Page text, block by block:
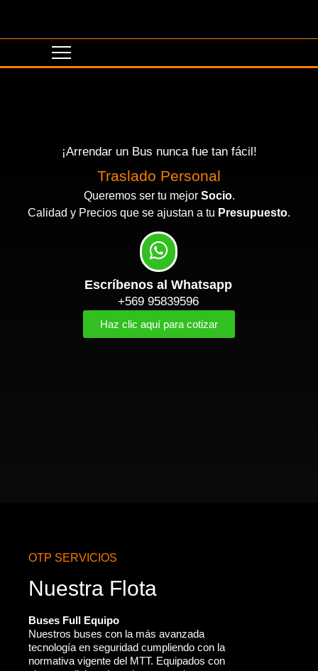
¡Arrendar un Bus nunca fue tan fácil!
Traslado Personal
Queremos ser tu mejor Socio.
Calidad y Precios que se ajustan a tu Presupuesto.
Escríbenos al Whatsapp
+569 95839596
Haz clic aquí para cotizar
OTP SERVICIOS
Nuestra Flota
Buses Full Equipo
Nuestros buses con la más avanzada
tecnología en seguridad cumpliendo con la
normativa vigente del MTT. Equipados con